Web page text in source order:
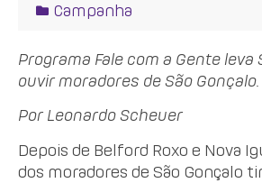
Campanha
Programa Fale com a Gente leva
ouvir moradores de São Gonçalo.
Por Leonardo Scheuer
Depois de Belford Roxo e Nova
dos moradores de São Gonçalo